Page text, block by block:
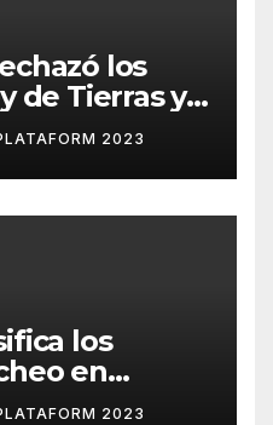
los
de Tierras y
el
del
2023
los
en
2023